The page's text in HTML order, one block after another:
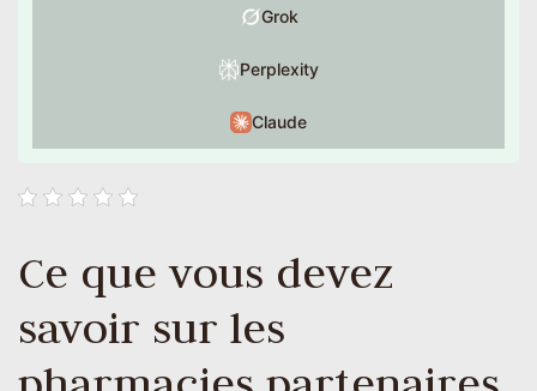
Grok
Perplexity
Claude
Ce que vous devez
savoir sur les